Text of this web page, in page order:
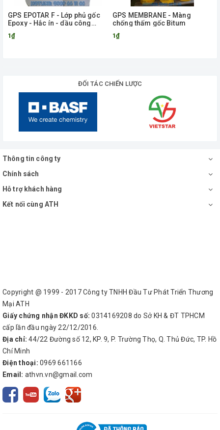
GPS EPOTAR F - Lớp phủ gốc
Epoxy - Hắc ín - dầu công
nghệ cao
1₫
GPS MEMBRANE - Màng
chống thấm gốc Bitum
1₫
ĐỐI TÁC CHIẾN LƯỢC
Thông tin công ty
Chính sách
Hỗ trợ khách hàng
Kết nối cùng ATH
Copyright @ 1999 - 2017 Công ty TNHH Đầu Tư Phát Triển Thương
Mại ATH
Giấy chứng nhận ĐKKD số: 0314169208 do Sở KH & ĐT TPHCM
cấp lần đầu ngày 22/12/2016.
Địa chỉ: 44/22 Đường số 12, KP. 9, P. Trường Thọ, Q. Thủ Đức, TP. Hồ
Chí Minh
Điện thoại: 0969 661166
Email: athvn.vn@gmail.com